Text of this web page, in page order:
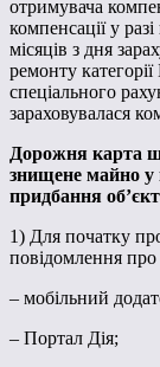
отримувача
компенсації у
місяців з дня
ремонту
спеціального
зараховувалася
Дорожня карта
знищене майно у
придбання
1) Для початку
повідомлення
– мобільний
– Портал Дія;